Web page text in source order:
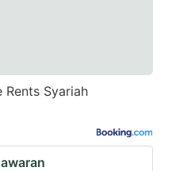
Rents Syariah